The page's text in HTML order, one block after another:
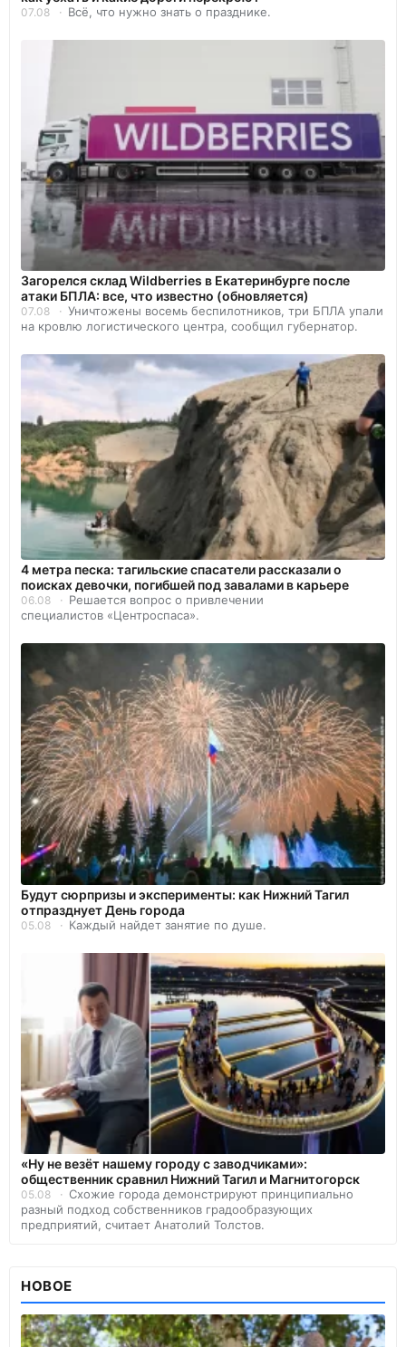
07.08 Всё, что нужно знать о празднике.
Загорелся склад Wildberries в Екатеринбурге после
атаки БПЛА: все, что известно (обновляется)
07.08
Уничтожены восемь беспилотников, три БПЛА упали
на кровлю логистического центра, сообщил губернатор.
4 метра песка: тагильские спасатели рассказали о
поисках девочки, погибшей под завалами в карьере
06.08
Решается вопрос о привлечении
специалистов «Центроспаса».
Будут сюрпризы и эксперименты: как Нижний Тагил
отпразднует День города
05.08 Каждый найдет занятие по душе.
«Ну не везёт нашему городу с заводчиками»:
общественник сравнил Нижний Тагил и Магнитогорск
05.08
Схожие города демонстрируют принципиально
разный подход собственников градообразующих
предприятий, считает Анатолий Толстов.
НОВОЕ